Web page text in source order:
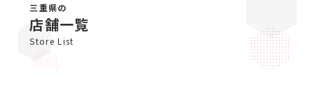
三重県の
店舗一覧
Store List